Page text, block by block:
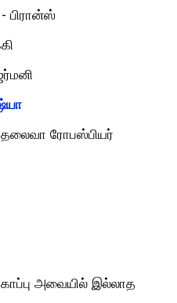
- பிரான்ஸ்
தலைவா ரோபஸ்பியர்
அவையில் இல்லாத